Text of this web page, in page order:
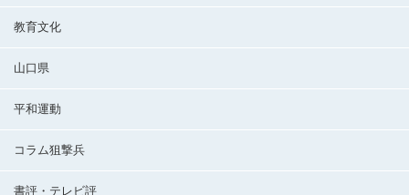
教育文化
山口県
平和運動
コラム狙撃兵
書評・テレビ評